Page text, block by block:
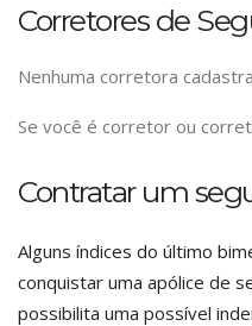
Corretores de
Nenhuma corretora
Se você é corretor ou
Contratar um
Alguns índices do último
conquistar uma apólice de
possibilita uma possível